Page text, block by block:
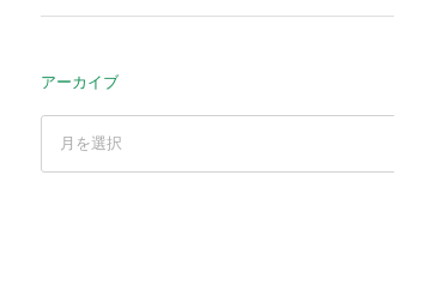
アーカイブ